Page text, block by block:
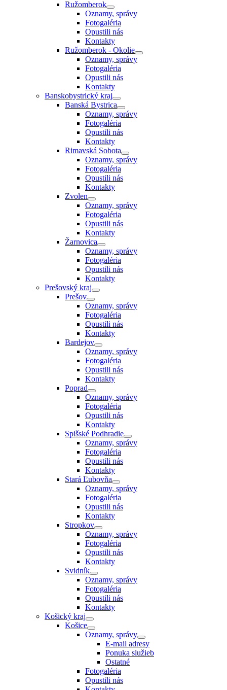
Ružomberok
Oznamy, správy
Fotogaléria
Opustili nás
Kontakty
Ružomberok - Okolie
Oznamy, správy
Fotogaléria
Opustili nás
Kontakty
Banskobystrický kraj
Banská Bystrica
Oznamy, správy
Fotogaléria
Opustili nás
Kontakty
Rimavská Sobota
Oznamy, správy
Fotogaléria
Opustili nás
Kontakty
Zvolen
Oznamy, správy
Fotogaléria
Opustili nás
Kontakty
Žarnovica
Oznamy, správy
Fotogaléria
Opustili nás
Kontakty
Prešovský kraj
Prešov
Oznamy, správy
Fotogaléria
Opustili nás
Kontakty
Bardejov
Oznamy, správy
Fotogaléria
Opustili nás
Kontakty
Poprad
Oznamy, správy
Fotogaléria
Opustili nás
Kontakty
Spišské Podhradie
Oznamy, správy
Fotogaléria
Opustili nás
Kontakty
Stará Ľubovňa
Oznamy, správy
Fotogaléria
Opustili nás
Kontakty
Stropkov
Oznamy, správy
Fotogaléria
Opustili nás
Kontakty
Svidník
Oznamy, správy
Fotogaléria
Opustili nás
Kontakty
Košický kraj
Košice
Oznamy, správy
E-mail adresy
Ponuka služieb
Ostatné
Fotogaléria
Opustili nás